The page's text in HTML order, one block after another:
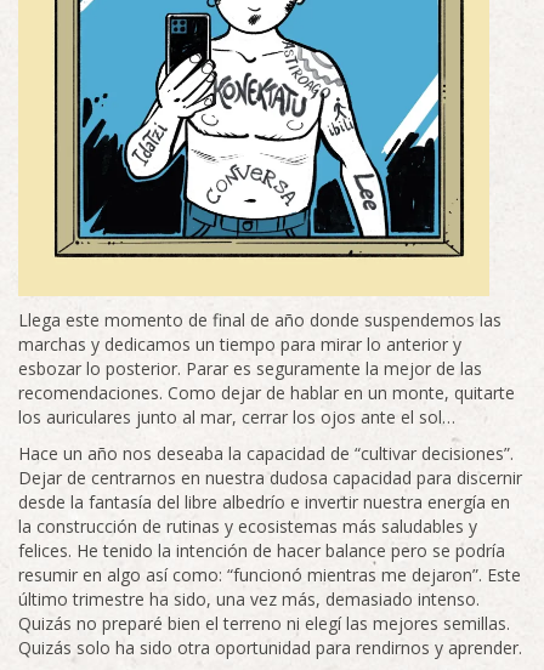
Llega este momento de final de año donde suspendemos las
marchas y dedicamos un tiempo para mirar lo anterior y
esbozar lo posterior. Parar es seguramente la mejor de las
recomendaciones. Como dejar de hablar en un monte, quitarte
los auriculares junto al mar, cerrar los ojos ante el sol…
Hace un año nos deseaba la capacidad de “cultivar decisiones”.
Dejar de centrarnos en nuestra dudosa capacidad para discernir
desde la fantasía del libre albedrío e invertir nuestra energía en
la construcción de rutinas y ecosistemas más saludables y
felices. He tenido la intención de hacer balance pero se podría
resumir en algo así como: “funcionó mientras me dejaron”. Este
último trimestre ha sido, una vez más, demasiado intenso.
Quizás no preparé bien el terreno ni elegí las mejores semillas.
Quizás solo ha sido otra oportunidad para rendirnos y aprender.